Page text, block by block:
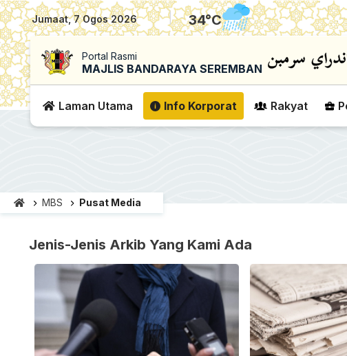
Jumaat, 7 Ogos 2026 | 34°C
Portal Rasmi
MAJLIS BANDARAYA SEREMBAN
Laman Utama Info Korporat Rakyat
MBS Pusat Media
Jenis-Jenis Arkib Yang Kami Ada